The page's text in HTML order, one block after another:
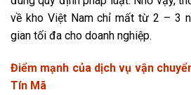
về kho Việt Nam chỉ mất từ 2 – 3
gian tối đa cho doanh nghiệp.
Điểm mạnh của dịch vụ vận
Tín Mã